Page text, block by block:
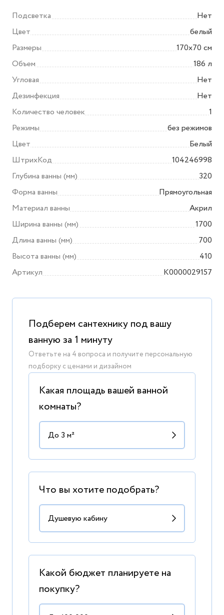
Подсветка
Нет
Цвет
белый
Размеры
170x70 см
Объем
186 л
Угловая
Нет
Дезинфекция
Нет
Количество человек
1
Режимы
без режимов
Цвет
Белый
ШтрихКод
104246998
Глубина ванны (мм)
320
Форма ванны
Прямоугольная
Материал ванны
Акрил
Ширина ванны (мм)
1700
Длина ванны (мм)
700
Высота ванны (мм)
410
Артикул
K0000029157
Подберем сантехнику под вашу
ванную за 1 минуту
Ответьте на 4 вопроса и получите персональную
подборку с ценами и дизайном
Какая площадь вашей ванной
комнаты?
Что вы хотите подобрать?
Какой бюджет планируете на
покупку?